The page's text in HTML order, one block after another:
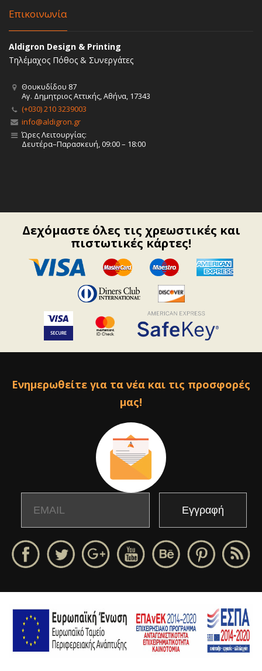
Επικοινωνία
Aldigron Design & Printing
Τηλέμαχος Πόθος & Συνεργάτες
Θουκυδίδου 87
Αγ. Δημητριος Αττικής, Αθήνα, 17343
(+030) 210 3239003
info@aldigron.gr
Ώρες Λειτουργίας:
Δευτέρα–Παρασκευή, 09:00 – 18:00
Δεχόμαστε όλες τις χρεωστικές και
πιστωτικές κάρτες!
Ενημερωθείτε για τα νέα και τις προσφορές
μας!